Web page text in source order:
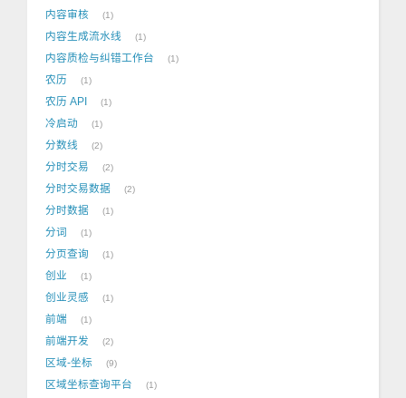
内容审核 1
内容生成流水线 1
内容质检与纠错工作台 1
农历 1
农历 API 1
冷启动 1
分数线 2
分时交易 2
分时交易数据 2
分时数据 1
分词 1
分页查询 1
创业 1
创业灵感 1
前端 1
前端开发 2
区域-坐标 9
区域坐标查询平台 1